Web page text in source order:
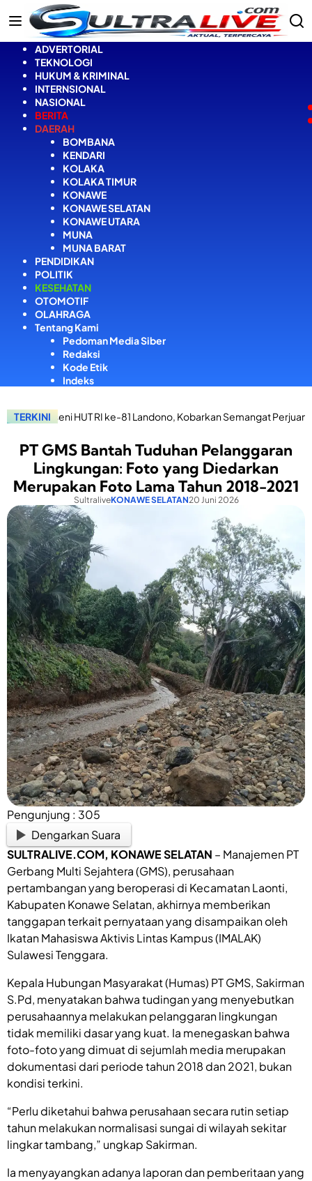
Langsung
ke
ADVERTORIAL
TEKNOLOGI
HUKUM & KRIMINAL
INTERNSIONAL
NASIONAL
BERITA
DAERAH
BOMBANA
KENDARI
KOLAKA
KOLAKA TIMUR
KONAWE
KONAWE SELATAN
KONAWE UTARA
MUNA
MUNA BARAT
PENDIDIKAN
POLITIK
KESEHATAN
OTOMOTIF
OLAHRAGA
Tentang Kami
Pedoman Media Siber
Redaksi
Kode Etik
Indeks
TERKINI
RI ke-81 Landono, Kobarkan Semangat Perjuangan dan
PT GMS Bantah Tuduhan Pelanggaran
Lingkungan: Foto yang Diedarkan
Merupakan Foto Lama Tahun 2018-2021
SultraliveKONAWE SELATAN20 Juni 2026
Pengunjung : 305
Dengarkan Suara
SULTRALIVE.COM, KONAWE SELATAN – Manajemen PT
Gerbang Multi Sejahtera (GMS), perusahaan
pertambangan yang beroperasi di Kecamatan Laonti,
Kabupaten Konawe Selatan, akhirnya memberikan
tanggapan terkait pernyataan yang disampaikan oleh
Ikatan Mahasiswa Aktivis Lintas Kampus (IMALAK)
Sulawesi Tenggara.
Kepala Hubungan Masyarakat (Humas) PT GMS, Sakirman
S.Pd, menyatakan bahwa tudingan yang menyebutkan
perusahaannya melakukan pelanggaran lingkungan
tidak memiliki dasar yang kuat. Ia menegaskan bahwa
foto-foto yang dimuat di sejumlah media merupakan
dokumentasi dari periode tahun 2018 dan 2021, bukan
kondisi terkini.
“Perlu diketahui bahwa perusahaan secara rutin setiap
tahun melakukan normalisasi sungai di wilayah sekitar
lingkar tambang,” ungkap Sakirman.
Ia menyayangkan adanya laporan dan pemberitaan yang